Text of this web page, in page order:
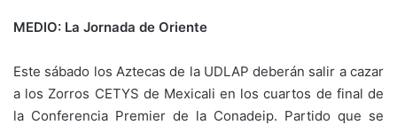
MEDIO: La Jornada de Oriente
Este sábado los Aztecas de la UDLAP deberán salir a cazar
a los Zorros CETYS de Mexicali en los cuartos de final de
la Conferencia Premier de la Conadeip. Partido que se